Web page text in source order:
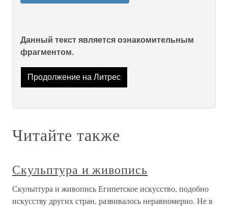
Данный текст является ознакомительным
фрагментом.
Продолжение на Литрес
Читайте также
Скульптура и живопись
Скульптура и живопись Египетское искусство, подобно
искусству других стран, развивалось неравномерно. Не в